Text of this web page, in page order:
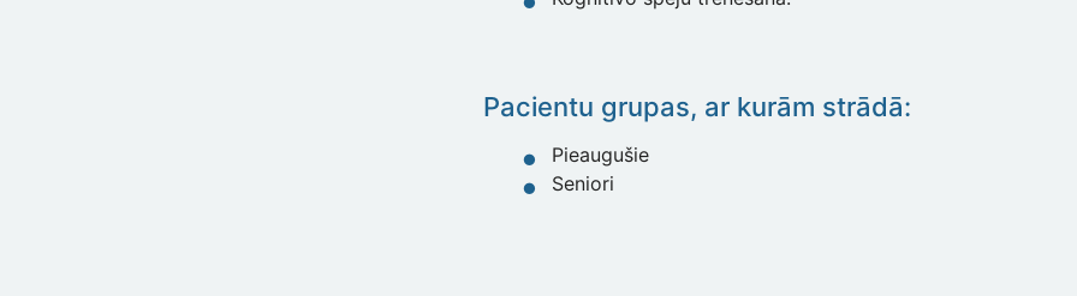
Pacientu grupas, ar kurām strādā:
Pieaugušie
Seniori